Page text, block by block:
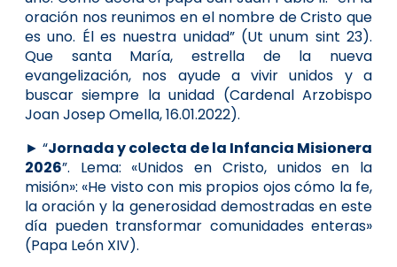
oración nos reunimos en el nombre de Cristo que
es uno. Él es nuestra unidad” (Ut unum sint 23).
Que santa María, estrella de la nueva
evangelización, nos ayude a vivir unidos y a
buscar siempre la unidad (Cardenal Arzobispo
Joan Josep Omella, 16.01.2022).
► “Jornada y colecta de la Infan­cia Misionera
2026”. Lema: «Unidos en Cristo, unidos en la
misión»: «He visto con mis propios ojos cómo la fe,
la oración y la generosidad demostradas en este
día pueden transformar comunidades enteras»
(Papa León XIV).